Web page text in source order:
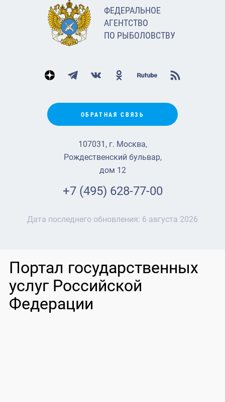
ФЕДЕРАЛЬНОЕ
АГЕНТСТВО
ПО РЫБОЛОВСТВУ
ОБРАТНАЯ СВЯЗЬ
107031, г. Москва,
Рождественский бульвар,
дом 12
+7 (495) 628-77-00
Дата последнего обновления: 6 августа 2026
Портал государственных
услуг Российской
Федерации